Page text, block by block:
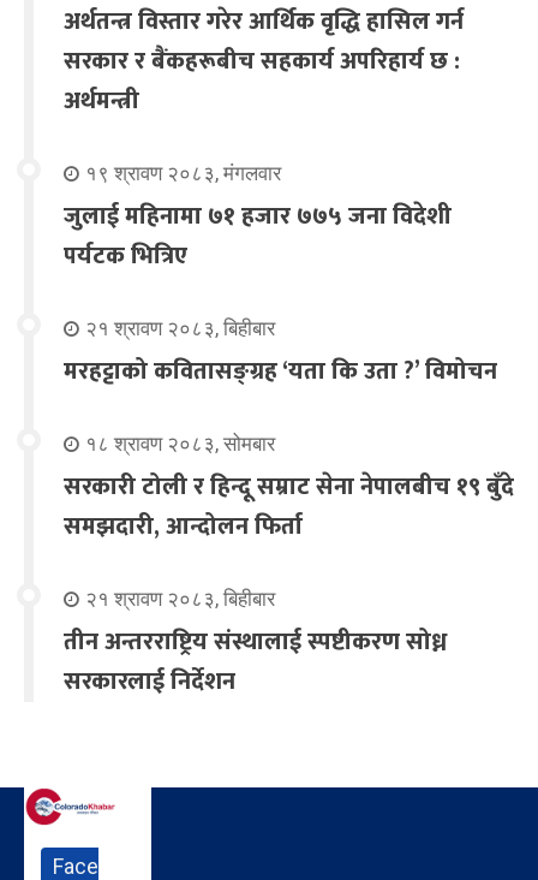
अर्थतन्त्र विस्तार गरेर आर्थिक वृद्धि हासिल गर्न
सरकार र बैंकहरूबीच सहकार्य अपरिहार्य छ :
अर्थमन्त्री
१९ श्रावण २०८३, मंगलवार
जुलाई महिनामा ७१ हजार ७७५ जना विदेशी
पर्यटक भित्रिए
२१ श्रावण २०८३, बिहीबार
मरहट्टाको कवितासङ्ग्रह ‘यता कि उता ?’ विमोचन
१८ श्रावण २०८३, सोमबार
सरकारी टोली र हिन्दू सम्राट सेना नेपालबीच १९ बुँदे
समझदारी, आन्दोलन फिर्ता
२१ श्रावण २०८३, बिहीबार
तीन अन्तरराष्ट्रिय संस्थालाई स्पष्टीकरण सोध्न
सरकारलाई निर्देशन
Face